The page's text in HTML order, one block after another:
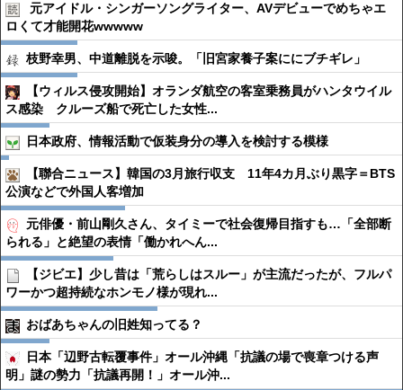
元アイドル・シンガーソングライター、AVデビューでめちゃエ
ロくて才能開花wwwww
枝野幸男、中道離脱を示唆。「旧宮家養子案ににブチギレ」
【ウィルス侵攻開始】オランダ航空の客室乗務員がハンタウイル
ス感染 クルーズ船で死亡した女性...
日本政府、情報活動で仮装身分の導入を検討する模様
【聯合ニュース】韓国の3月旅行収支 11年4カ月ぶり黒字＝BTS
公演などで外国人客増加
元俳優・前山剛久さん、タイミーで社会復帰目指すも…「全部断
られる」と絶望の表情「働かれへん...
【ジビエ】少し昔は「荒らしはスルー」が主流だったが、フルパ
ワーかつ超持続なホンモノ様が現れ...
おばあちゃんの旧姓知ってる？
日本「辺野古転覆事件」オール沖縄「抗議の場で喪章つける声
明」謎の勢力「抗議再開！」オール沖...